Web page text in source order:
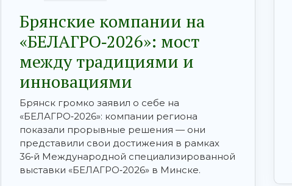
Брянские компании на
«БЕЛАГРО‑2026»: мост
между традициями и
инновациями
Брянск громко заявил о себе на
«БЕЛАГРО‑2026»: компании региона
показали прорывные решения — они
представили свои достижения в рамках
36‑й Международной специализированной
выставки «БЕЛАГРО‑2026» в Минске.